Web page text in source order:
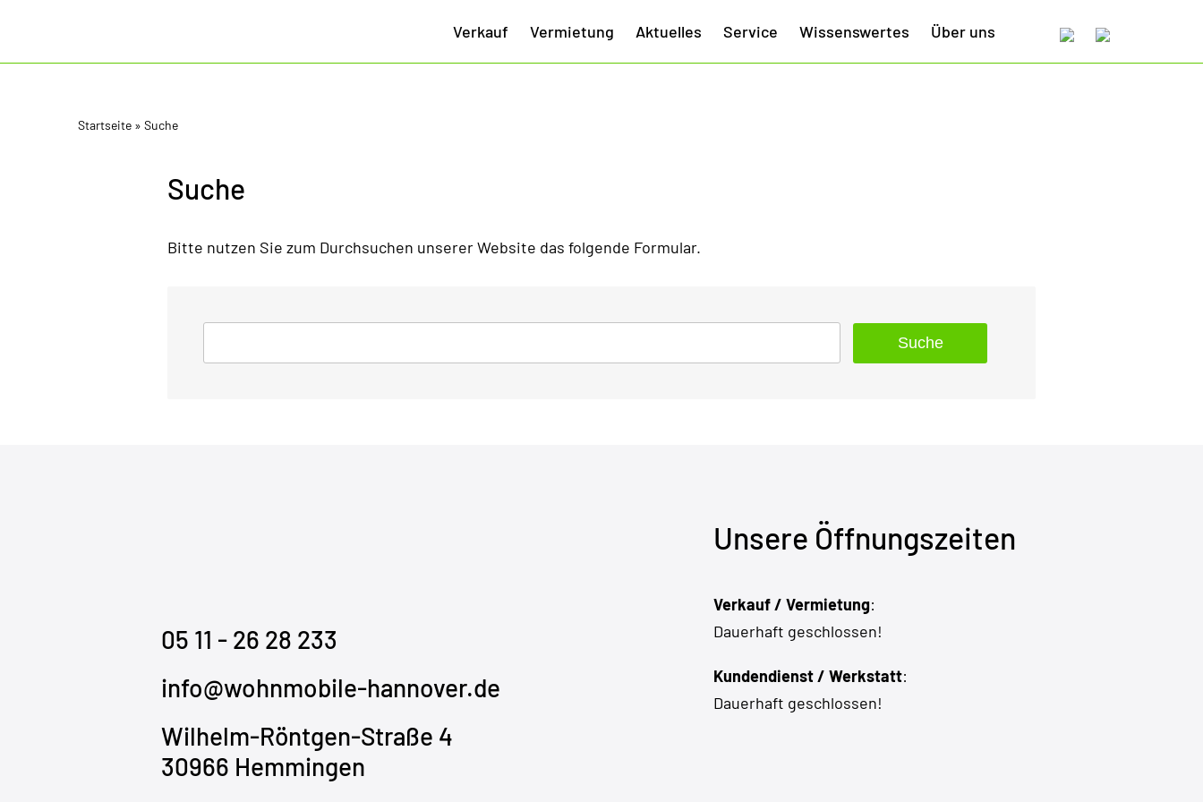
Verkauf Vermietung Aktuelles Service Wissenswertes Über uns
Startseite » Suche
Suche
Bitte nutzen Sie zum Durchsuchen unserer Website das folgende Formular.
05 11 - 26 28 233
info@wohnmobile-hannover.de
Wilhelm-Röntgen-Straße 4
30966 Hemmingen
Unsere Öffnungszeiten
Verkauf / Vermietung:
Dauerhaft geschlossen!
Kundendienst / Werkstatt:
Dauerhaft geschlossen!